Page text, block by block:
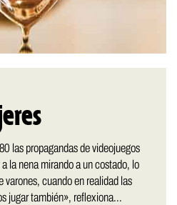
las propagandas de videojuegos
la nena mirando a un costado, lo
varones, cuando en realidad las
jugar también», reflexiona...